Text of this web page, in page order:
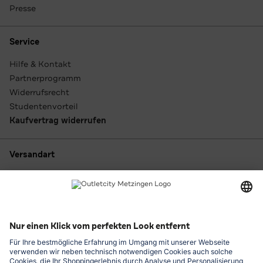
Presse
Service
Hilfe & Kontakt
Partnerprogramm
Widerrufsrecht
Studentenvorteil
Kaufvertrag widerrufen
Versandart